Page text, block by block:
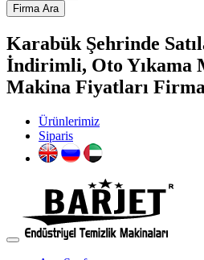
Firma Ara
Karabük Şehrinde
İndirimli, Oto Yıkama
Makina Fiyatları
Ürünlerimiz
Siparis